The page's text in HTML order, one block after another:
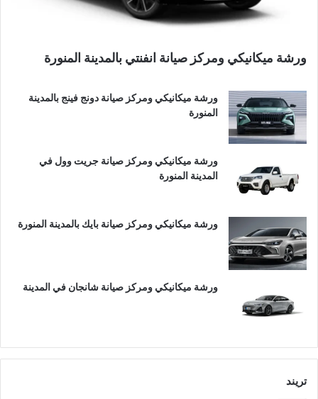
ورشة ميكانيكي ومركز صيانة انفنتي بالمدينة المنورة
ورشة ميكانيكي ومركز صيانة دونج فينج بالمدينة
المنورة
ورشة ميكانيكي ومركز صيانة جريت وول في
المدينة المنورة
ورشة ميكانيكي ومركز صيانة بايك بالمدينة المنورة
ورشة ميكانيكي ومركز صيانة شانجان في المدينة
تريند